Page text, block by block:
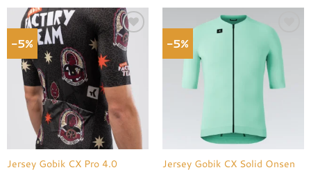
-5%
Adicionar
à lista de
desejos
Jersey Gobik CX Pro 4.0
-5%
Adicionar
à lista de
desejos
Jersey Gobik CX Solid Onsen